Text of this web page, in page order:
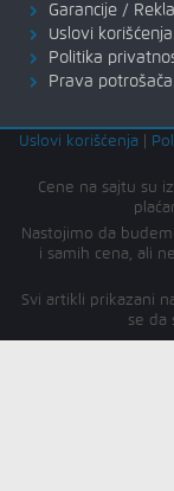
Garancije /
Uslovi korišćenja
Politika
Prava potrošača
Uslovi korišćenja|
Cene na sajtu su
Nastojimo da
i samih cena, ali
Svi artikli prikazani
se da